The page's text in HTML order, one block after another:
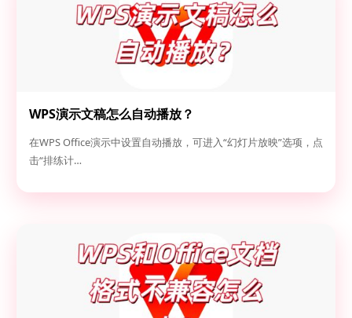
WPS演示文稿怎么自动播放？
在WPS Office演示中设置自动播放，可进入“幻灯片放映”选项，点
击“排练计…